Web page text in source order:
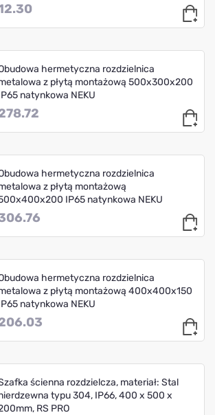
hermetyczna rozdzielnica
z płytą montażową 500x300x200
natynkowa NEKU
hermetyczna rozdzielnica
z płytą montażową
IP65 natynkowa NEKU
hermetyczna rozdzielnica
z płytą montażową 400x400x150
natynkowa NEKU
ścienna rozdzielcza, materiał: Stal
typu 304, IP66, 400 x 500 x
RS PRO